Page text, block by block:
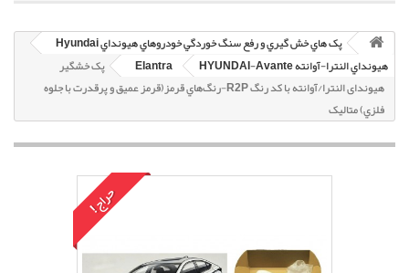
پک هاي خش گيري و رفع سنگ خوردگي خودروهاي هيونداي Hyundai
هيونداي النترا-آوانته HYUNDAI-Avante
Elantra
پک خشگير
هیوندای النترا/آوانته با کد رنگ R2P-رنگ‌هاي قرمز(قرمز عميق و پرقدرت با جلوه
فلزي) متاليک
حراج!